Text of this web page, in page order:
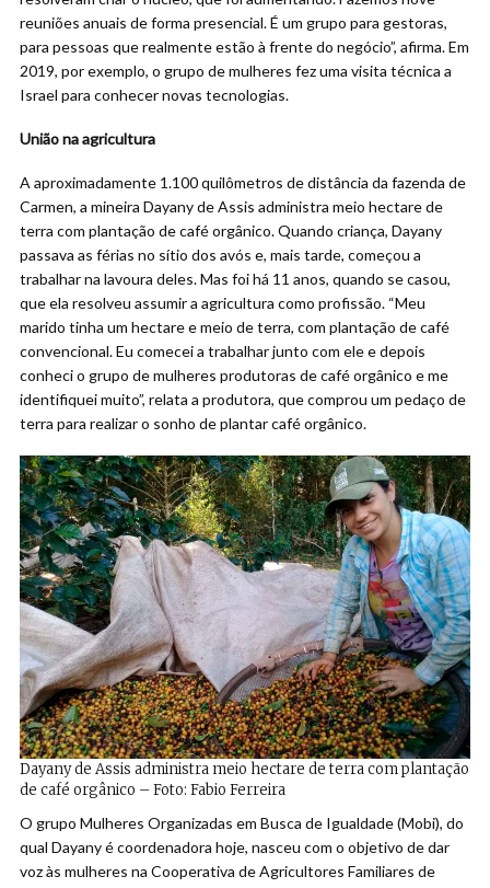
reuniões anuais de forma presencial. É um grupo para gestoras,
para pessoas que realmente estão à frente do negócio”, afirma. Em
2019, por exemplo, o grupo de mulheres fez uma visita técnica a
Israel para conhecer novas tecnologias.
União na agricultura
A aproximadamente 1.100 quilômetros de distância da fazenda de
Carmen, a mineira Dayany de Assis administra meio hectare de
terra com plantação de café orgânico. Quando criança, Dayany
passava as férias no sítio dos avós e, mais tarde, começou a
trabalhar na lavoura deles. Mas foi há 11 anos, quando se casou,
que ela resolveu assumir a agricultura como profissão. “Meu
marido tinha um hectare e meio de terra, com plantação de café
convencional. Eu comecei a trabalhar junto com ele e depois
conheci o grupo de mulheres produtoras de café orgânico e me
identifiquei muito”, relata a produtora, que comprou um pedaço de
terra para realizar o sonho de plantar café orgânico.
Dayany de Assis administra meio hectare de terra com plantação
de café orgânico – Foto: Fabio Ferreira
O grupo Mulheres Organizadas em Busca de Igualdade (Mobi), do
qual Dayany é coordenadora hoje, nasceu com o objetivo de dar
voz às mulheres na Cooperativa de Agricultores Familiares de